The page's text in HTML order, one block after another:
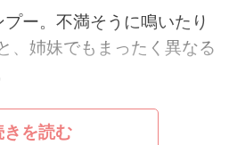
ー。不満そうに鳴いたり
、姉妹でもまったく異なる
きを読む